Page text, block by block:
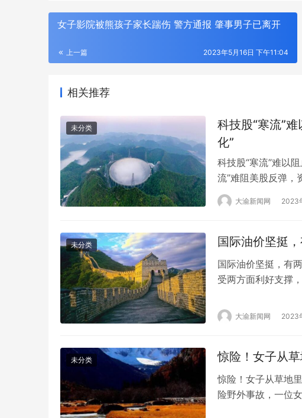
女子影院被熊孩子家长踹伤 警方通报 肇事男子已离开
上一篇 2023年5月16日 下午11:04
相关推荐
未分类
科技股“寒流”
化”
科技股“寒流”难以
流”难阻美股反弹，
近，尽管市场普遍
次那样出现恐慌性
美…
大渝新闻网 2023
未分类 国际油价坚挺
国际油价坚挺，有
受两方面利好支撑
上限带来的乐观情
大渝新闻网 2023
未分类 惊险！女子从
惊险！女子从草地
险野外事故，一位
动口不动手 AI即服
活版升级用卡新体验